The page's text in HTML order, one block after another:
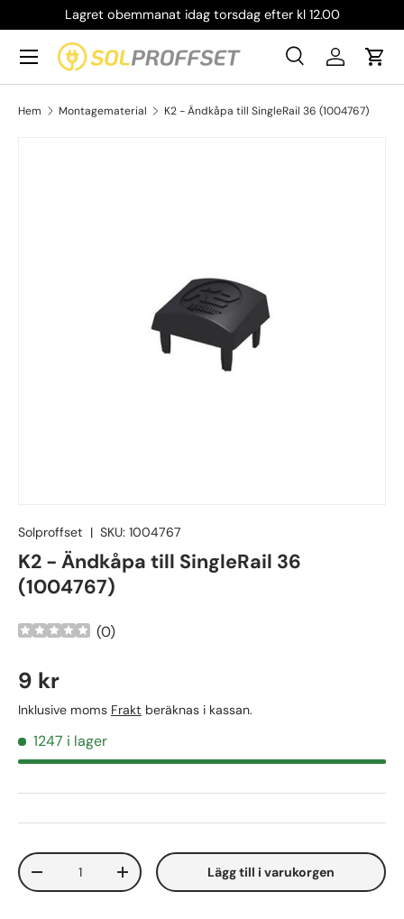
Hoppa till innehållet
Lagret obemmanat idag torsdag efter kl 12.00
Sök
Produkttyp
Sök Logga in
Meny
Hem Montagematerial K2 - Ändkåpa till SingleRail 36 (1004767)
Solproffset | SKU: 1004767
K2 - Ändkåpa till SingleRail 36
(1004767)
(0)
9 kr
Inklusive moms Frakt beräknas i kassan.
1247 i lager
Antal
-
+ Lägg till i varukorgen